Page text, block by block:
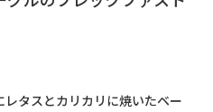
タスとカリカリに焼いたベー